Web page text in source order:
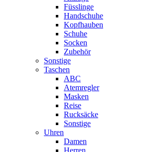
Füsslinge
Handschuhe
Kopfhauben
Schuhe
Socken
Zubehör
Sonstige
Taschen
ABC
Atemregler
Masken
Reise
Rucksäcke
Sonstige
Uhren
Damen
Herren